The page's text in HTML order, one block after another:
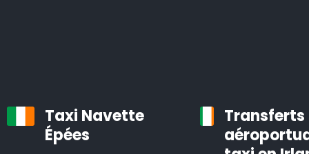
Taxis d’aéroport à Ros Comáin
Taxi Navette
Épées
Transferts